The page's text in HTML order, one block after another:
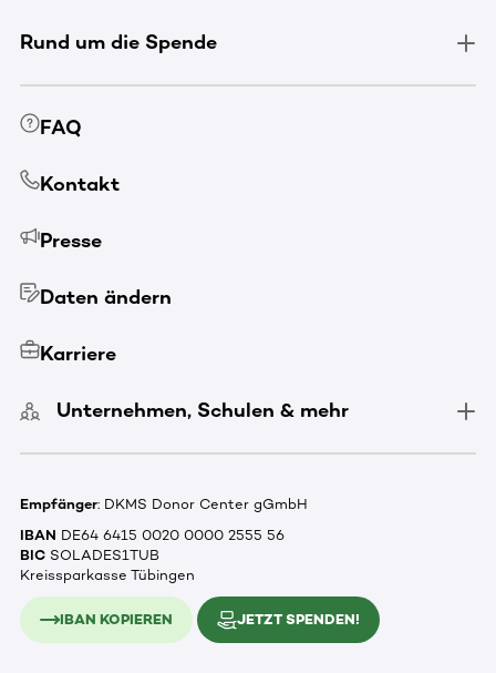
Rund um die Spende
FAQ
Kontakt
Presse
Daten ändern
Karriere
Unternehmen, Schulen & mehr
Empfänger: DKMS Donor Center gGmbH
IBAN DE64 6415 0020 0000 2555 56
BIC SOLADES1TUB
Kreissparkasse Tübingen
IBAN KOPIEREN JETZT SPENDEN!